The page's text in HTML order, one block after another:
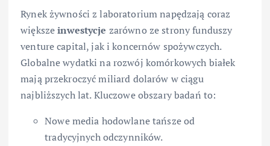
Rynek żywności z laboratorium napędzają coraz
większeinwestycje zarówno ze strony funduszy
venture capital, jak i koncernów spożywczych.
Globalne wydatki na rozwój komórkowych białek
mają przekroczyć miliard dolarów w ciągu
najbliższych lat. Kluczowe obszary badań to:
Nowe media hodowlane tańsze od
tradycyjnych odczynników.